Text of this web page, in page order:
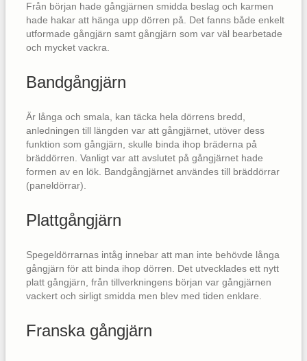
Från början hade gångjärnen smidda beslag och karmen
hade hakar att hänga upp dörren på. Det fanns både enkelt
utformade gångjärn samt gångjärn som var väl bearbetade
och mycket vackra.
Bandgångjärn
Är långa och smala, kan täcka hela dörrens bredd,
anledningen till längden var att gångjärnet, utöver dess
funktion som gångjärn, skulle binda ihop bräderna på
bräddörren. Vanligt var att avslutet på gångjärnet hade
formen av en lök. Bandgångjärnet användes till bräddörrar
(paneldörrar).
Plattgångjärn
Spegeldörrarnas intåg innebar att man inte behövde långa
gångjärn för att binda ihop dörren. Det utvecklades ett nytt
platt gångjärn, från tillverkningens början var gångjärnen
vackert och sirligt smidda men blev med tiden enklare.
Franska gångjärn